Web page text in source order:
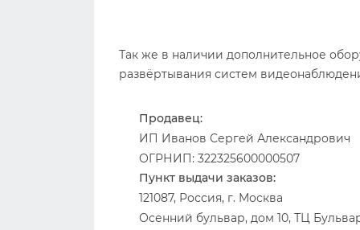
Так же в наличии дополнительное
развёртывания систем
Продавец:
ИП Иванов Сергей Александрович
ОГРНИП: 322325600000507
Пункт выдачи заказов:
121087, Россия, г. Москва
Осенний бульвар, дом 10, ТЦ